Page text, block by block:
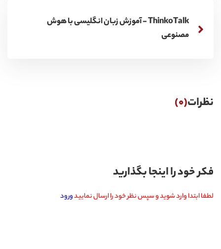
ThinkoTalk - آموزش زبان انگلیسی با هوش
مصنوعی
نظرات(0)
فکر خود را اینجا بگذارید
لطفا ابتدا وارد شوید و سپس نظر خود را ارسال نماییدورود